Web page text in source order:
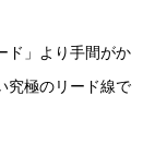
ド」より手間がか
究極のリード線で